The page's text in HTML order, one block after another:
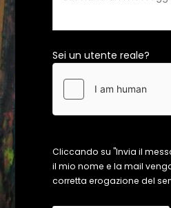
Sei un utente reale?
Cliccando su "Invia il
il mio nome e la mail
corretta erogazione del